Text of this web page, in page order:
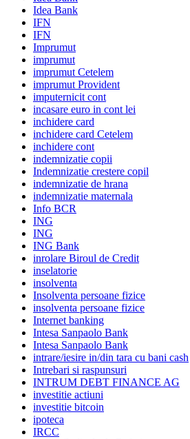
Idea Bank
IFN
IFN
Imprumut
imprumut
imprumut Cetelem
imprumut Provident
imputernicit cont
incasare euro in cont lei
inchidere card
inchidere card Cetelem
inchidere cont
indemnizatie copii
Indemnizatie crestere copil
indemnizatie de hrana
indemnizatie maternala
Info BCR
ING
ING
ING Bank
inrolare Biroul de Credit
inselatorie
insolventa
Insolventa persoane fizice
insolventa persoane fizice
Internet banking
Intesa Sanpaolo Bank
Intesa Sanpaolo Bank
intrare/iesire in/din tara cu bani cash
Intrebari si raspunsuri
INTRUM DEBT FINANCE AG
investitie actiuni
investitie bitcoin
ipoteca
IRCC